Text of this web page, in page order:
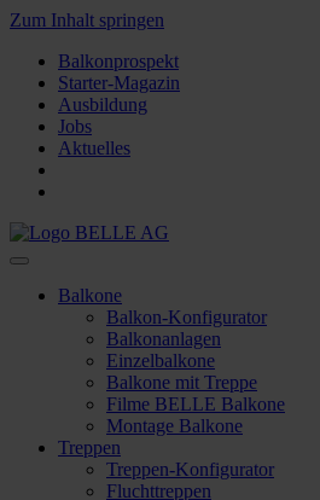
Zum Inhalt springen
Balkonprospekt
Starter-Magazin
Ausbildung
Jobs
Aktuelles
Balkone
Balkon-Konfigurator
Balkonanlagen
Einzelbalkone
Balkone mit Treppe
Filme BELLE Balkone
Montage Balkone
Treppen
Treppen-Konfigurator
Fluchttreppen